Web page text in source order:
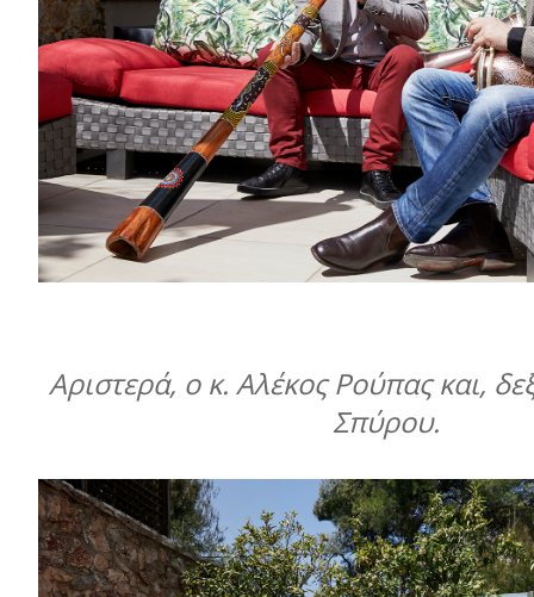
Αριστερά, ο κ. Αλέκος Ρούπας και,
Σπύρου.